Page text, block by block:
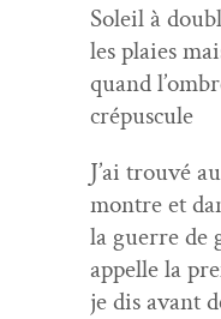
Soleil à
les plaies
quand
crépuscule
J’ai trou­vé
mon­tre et
la guerre de
appelle la
je dis avant